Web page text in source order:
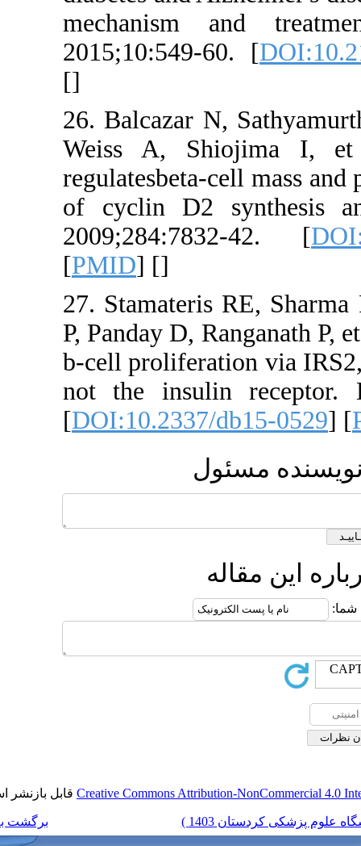
2015;10:549-
26. Balcazar
Weiss A,
regulatesbeta-
of cyclin D2
27.
P, Panday D,
b-cell
not the
[DOI:10.2337/
Creative Commonsقابل بازنشر است.
برگشت به فهرست نسخه ها